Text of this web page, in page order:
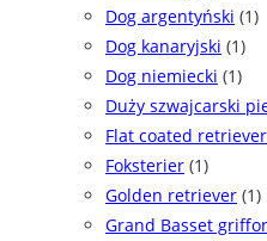
Dog argentyński (1)
Dog kanaryjski (1)
Dog niemiecki (1)
Duży szwajcarski
Flat coated retriever
Foksterier (1)
Golden retriever (1)
Grand Basset